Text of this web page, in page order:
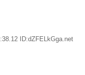
ID:dZFELkGga.net